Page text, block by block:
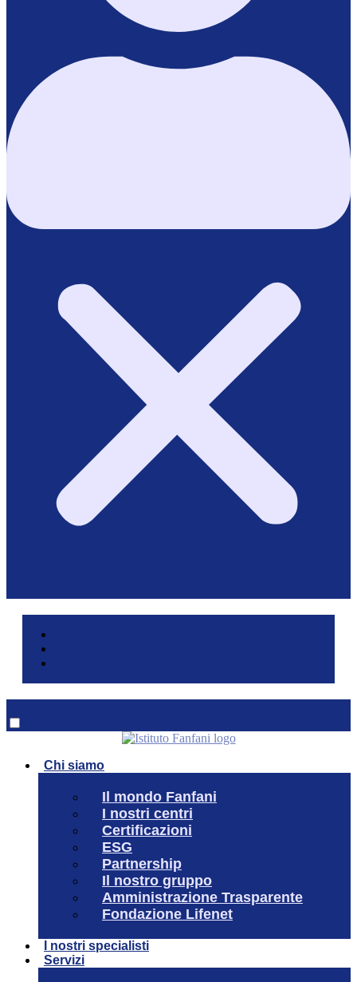
Chi siamo
Il mondo Fanfani
I nostri centri
Certificazioni
ESG
Partnership
Il nostro gruppo
Amministrazione Trasparente
Fondazione Lifenet
I nostri specialisti
Servizi